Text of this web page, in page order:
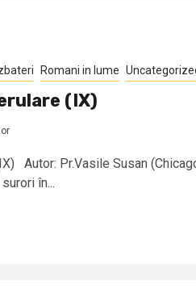
Romani in lume
(IX)
Autor: Pr.Vasile Susan
în...